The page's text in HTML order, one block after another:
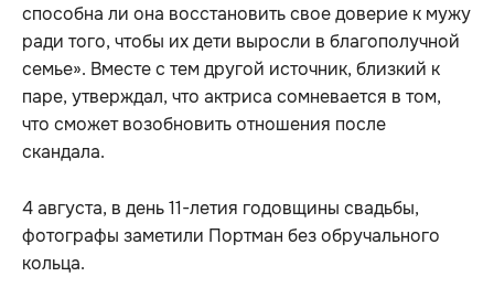
способна ли она восстановить свое доверие к мужу
ради того, чтобы их дети выросли в благополучной
семье». Вместе с тем другой источник, близкий к
паре, утверждал, что актриса сомневается в том,
что сможет возобновить отношения после
скандала.
4 августа, в день 11-летия годовщины свадьбы,
фотографы заметили Портман без обручального
кольца.